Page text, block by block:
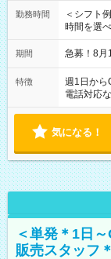
勤務時間
＜シフト例＞
時間を選
期間 急募！8月
特徴 週1日から
電話対応
気になる！
＜単発＊1日
販売スタッフ＊